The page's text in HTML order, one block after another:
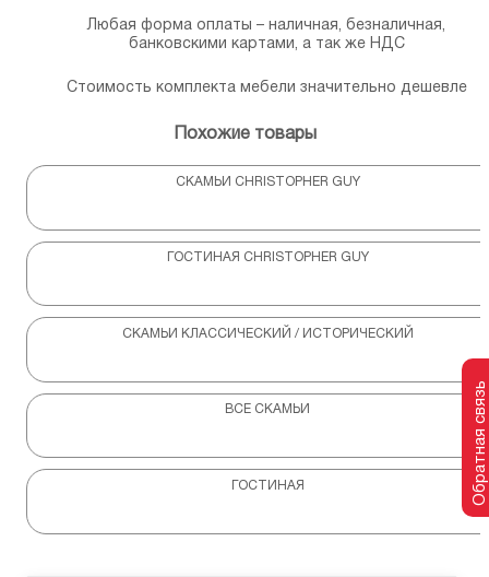
Любая форма оплаты – наличная, безналичная,
банковскими картами, а так же НДС
Стоимость комплекта мебели значительно дешевле
Похожие товары
СКАМЬИ CHRISTOPHER GUY
ГОСТИНАЯ CHRISTOPHER GUY
СКАМЬИ КЛАССИЧЕСКИЙ / ИСТОРИЧЕСКИЙ
ВСЕ СКАМЬИ
ГОСТИНАЯ Обратная связь